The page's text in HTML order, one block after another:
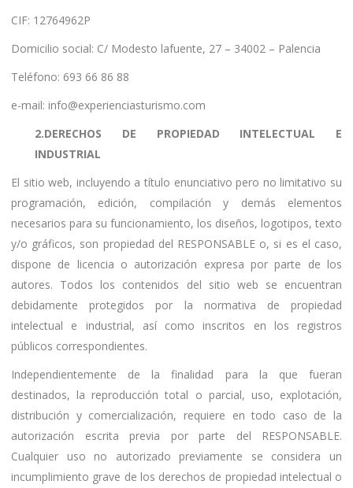
CIF: 12764962P
Domicilio social: C/ Modesto lafuente, 27 – 34002 – Palencia
Teléfono: 693 66 86 88
e-mail: info@experienciasturismo.com
2.DERECHOS DE PROPIEDAD INTELECTUAL E
INDUSTRIAL
El sitio web, incluyendo a título enunciativo pero no limitativo su
programación, edición, compilación y demás elementos
necesarios para su funcionamiento, los diseños, logotipos, texto
y/o gráficos, son propiedad del RESPONSABLE o, si es el caso,
dispone de licencia o autorización expresa por parte de los
autores. Todos los contenidos del sitio web se encuentran
debidamente protegidos por la normativa de propiedad
intelectual e industrial, así como inscritos en los registros
públicos correspondientes.
Independientemente de la finalidad para la que fueran
destinados, la reproducción total o parcial, uso, explotación,
distribución y comercialización, requiere en todo caso de la
autorización escrita previa por parte del RESPONSABLE.
Cualquier uso no autorizado previamente se considera un
incumplimiento grave de los derechos de propiedad intelectual o